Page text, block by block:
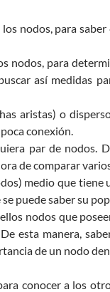
nodos, para
nodos, para
así medidas
aristas) o
conexión.
par de nodos.
de comparar
medio que tiene
puede saber su
nodos que
esta manera,
de un nodo
conocer a los